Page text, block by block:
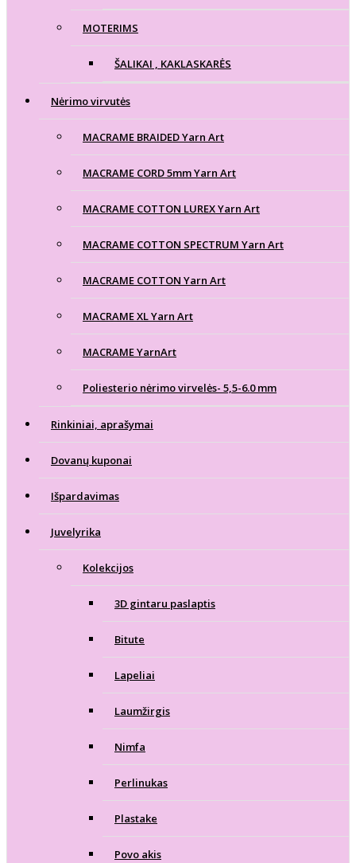
MOTERIMS
ŠALIKAI , KAKLASKARĖS
Nėrimo virvutės
MACRAME BRAIDED Yarn Art
MACRAME CORD 5mm Yarn Art
MACRAME COTTON LUREX Yarn Art
MACRAME COTTON SPECTRUM Yarn Art
MACRAME COTTON Yarn Art
MACRAME XL Yarn Art
MACRAME YarnArt
Poliesterio nėrimo virvelės- 5,5-6.0 mm
Rinkiniai, aprašymai
Dovanų kuponai
Išpardavimas
Juvelyrika
Kolekcijos
3D gintaru paslaptis
Bitute
Lapeliai
Laumžirgis
Nimfa
Perlinukas
Plastake
Povo akis